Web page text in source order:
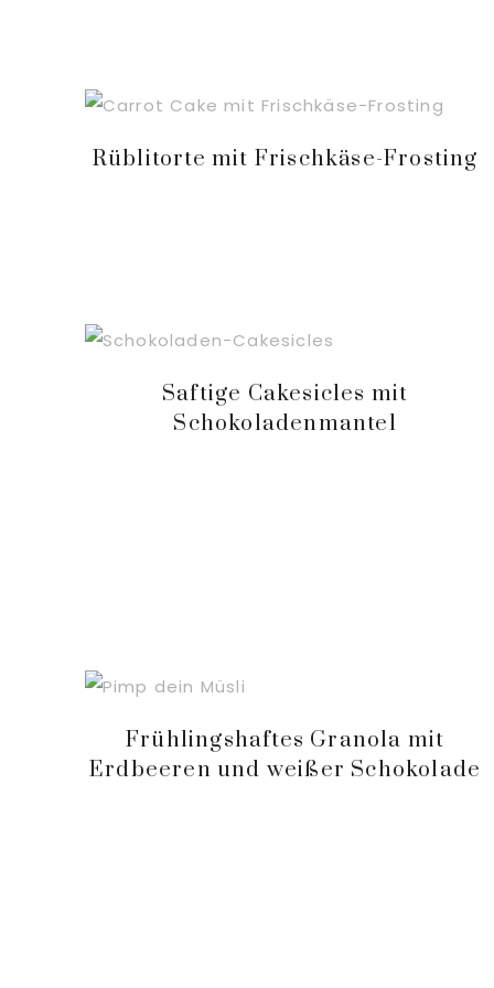
Rüblitorte mit Frischkäse-Frosting
Saftige Cakesicles mit
Schokoladenmantel
Frühlingshaftes Granola mit
Erdbeeren und weißer Schokolade